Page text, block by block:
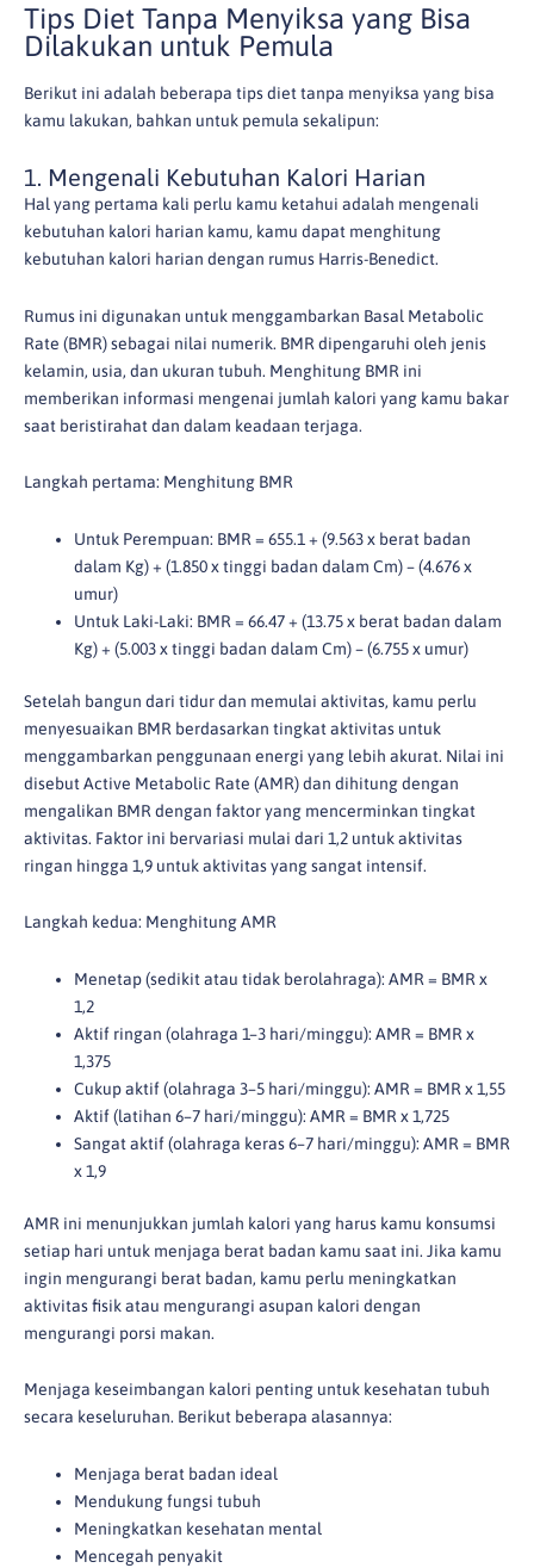
Tips Diet Tanpa Menyiksa yang Bisa
Dilakukan untuk Pemula
Berikut ini adalah beberapa tips diet tanpa menyiksa yang bisa
kamu lakukan, bahkan untuk pemula sekalipun:
1. Mengenali Kebutuhan Kalori Harian
Hal yang pertama kali perlu kamu ketahui adalah mengenali
kebutuhan kalori harian kamu, kamu dapat menghitung
kebutuhan kalori harian dengan rumus Harris-Benedict.
Rumus ini digunakan untuk menggambarkan Basal Metabolic
Rate (BMR) sebagai nilai numerik. BMR dipengaruhi oleh jenis
kelamin, usia, dan ukuran tubuh. Menghitung BMR ini
memberikan informasi mengenai jumlah kalori yang kamu bakar
saat beristirahat dan dalam keadaan terjaga.
Langkah pertama: Menghitung BMR
Untuk Perempuan: BMR = 655.1 + (9.563 x berat badan
dalam Kg) + (1.850 x tinggi badan dalam Cm) – (4.676 x
umur)
Untuk Laki-Laki: BMR = 66.47 + (13.75 x berat badan dalam
Kg) + (5.003 x tinggi badan dalam Cm) – (6.755 x umur)
Setelah bangun dari tidur dan memulai aktivitas, kamu perlu
menyesuaikan BMR berdasarkan tingkat aktivitas untuk
menggambarkan penggunaan energi yang lebih akurat. Nilai ini
disebut Active Metabolic Rate (AMR) dan dihitung dengan
mengalikan BMR dengan faktor yang mencerminkan tingkat
aktivitas. Faktor ini bervariasi mulai dari 1,2 untuk aktivitas
ringan hingga 1,9 untuk aktivitas yang sangat intensif.
Langkah kedua: Menghitung AMR
Menetap (sedikit atau tidak berolahraga): AMR = BMR x
1,2
Aktif ringan (olahraga 1–3 hari/minggu): AMR = BMR x
1,375
Cukup aktif (olahraga 3–5 hari/minggu): AMR = BMR x 1,55
Aktif (latihan 6–7 hari/minggu): AMR = BMR x 1,725
Sangat aktif (olahraga keras 6–7 hari/minggu): AMR = BMR
x 1,9
AMR ini menunjukkan jumlah kalori yang harus kamu konsumsi
setiap hari untuk menjaga berat badan kamu saat ini. Jika kamu
ingin mengurangi berat badan, kamu perlu meningkatkan
aktivitas fisik atau mengurangi asupan kalori dengan
mengurangi porsi makan.
Menjaga keseimbangan kalori penting untuk kesehatan tubuh
secara keseluruhan. Berikut beberapa alasannya:
Menjaga berat badan ideal
Mendukung fungsi tubuh
Meningkatkan kesehatan mental
Mencegah penyakit